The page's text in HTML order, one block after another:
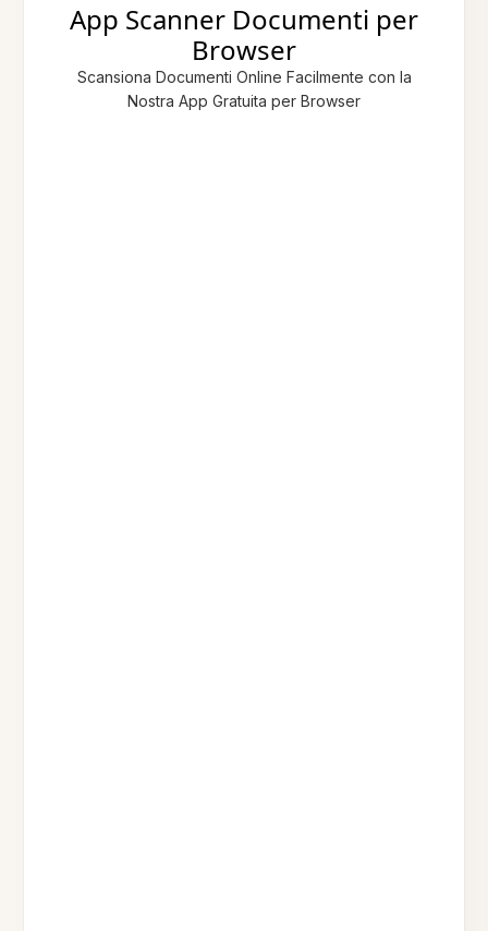
App Scanner Documenti per
Browser
Scansiona Documenti Online Facilmente con la
Nostra App Gratuita per Browser